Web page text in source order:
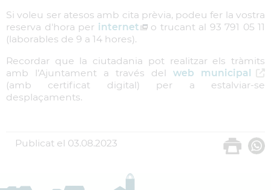
Si voleu ser atesos amb cita prèvia, podeu fer la vostra
reserva d'hora per internet
o trucant al 93 791 05 11
(laborables de 9 a 14 hores).
Recordar que la ciutadania pot realitzar els tràmits
amb l’Ajuntament a través del web municipal
(amb certificat digital) per a estalviar-se
desplaçaments.
Publicat el 03.08.2023